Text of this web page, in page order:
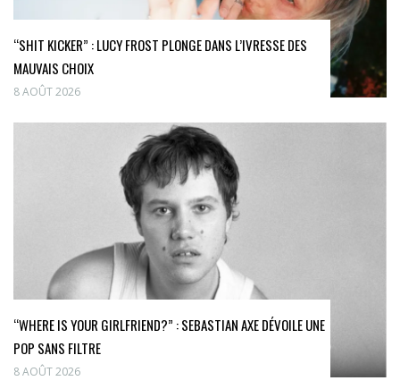
“SHIT KICKER” : LUCY FROST PLONGE DANS L’IVRESSE DES
MAUVAIS CHOIX
8 AOÛT 2026
“WHERE IS YOUR GIRLFRIEND?” : SEBASTIAN AXE DÉVOILE UNE
POP SANS FILTRE
8 AOÛT 2026